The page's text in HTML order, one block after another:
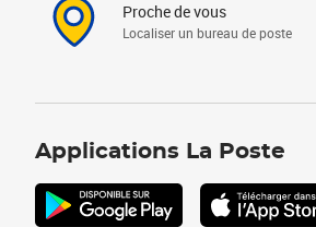
Proche de vous
Localiser un bureau de poste
Applications La Poste